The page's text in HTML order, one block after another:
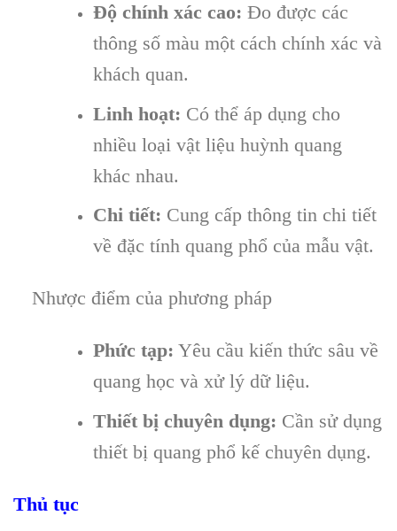
Độ chính xác cao: Đo được các
thông số màu một cách chính xác và
khách quan.
Linh hoạt: Có thể áp dụng cho
nhiều loại vật liệu huỳnh quang
khác nhau.
Chi tiết: Cung cấp thông tin chi tiết
về đặc tính quang phổ của mẫu vật.
Nhược điểm của phương pháp
Phức tạp: Yêu cầu kiến thức sâu về
quang học và xử lý dữ liệu.
Thiết bị chuyên dụng: Cần sử dụng
thiết bị quang phổ kế chuyên dụng.
Thủ tục